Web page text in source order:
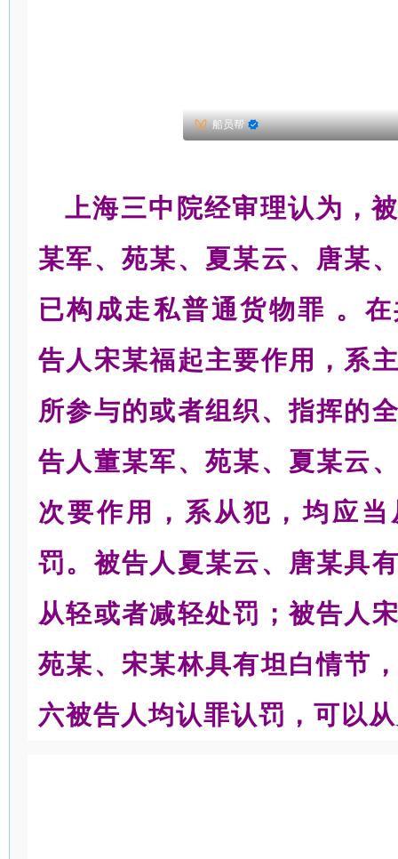
船员帮
上海三中院经审理认为，
某军、苑某、夏某云、唐某
已构成走私普通货物罪 。
告人宋某福起主要作用，系
所参与的或者组织、指挥的
告人董某军、苑某、夏某云
次要作用，系从犯，均应
罚。被告人夏某云、唐某具
从轻或者减轻处罚；被告人
苑某、宋某林具有坦白情节
六被告人均认罪认罚，可以